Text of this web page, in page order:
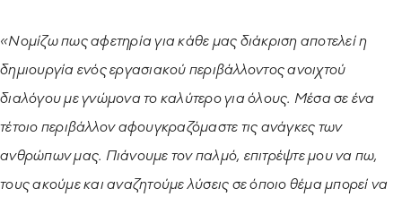
«Νομίζω πως αφετηρία για κάθε μας διάκριση αποτελεί η
δημιουργία ενός εργασιακού περιβάλλοντος ανοιχτού
διαλόγου με γνώμονα το καλύτερο για όλους. Μέσα σε ένα
τέτοιο περιβάλλον αφουγκραζόμαστε τις ανάγκες των
ανθρώπων μας. Πιάνουμε τον παλμό, επιτρέψτε μου να πω,
τους ακούμε και αναζητούμε λύσεις σε όποιο θέμα μπορεί να